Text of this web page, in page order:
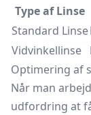
Type af Linse
Standard Linse
Vidvinkellinse
Optimering af
Når man
udfordring at